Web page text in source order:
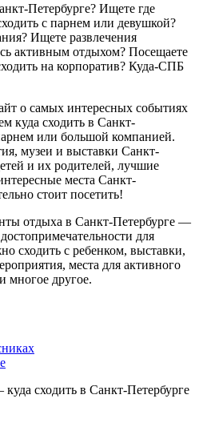
Петербурге? Ищете где
с парнем или девушкой?
Ищете развлечения
активным отдыхом? Посещаете
на корпоратив? Куда-СПБ
о самых интересных событиях
куда сходить в Санкт-
или большой компанией.
музеи и выставки Санкт-
и их родителей, лучшие
места Санкт-
стоит посетить!
отдыха в Санкт-Петербурге —
для
сходить с ребенком, выставки,
места для активного
многое другое.
сходить в Санкт-Петербурге